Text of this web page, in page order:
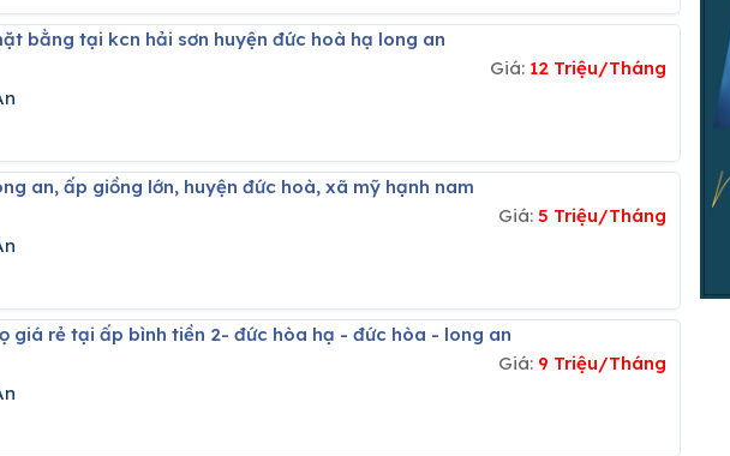
bằng tại kcn hải sơn huyện đức hoà hạ long an
Giá: 12 Triệu/Tháng
an, ấp giồng lớn, huyện đức hoà, xã mỹ hạnh nam
Giá:5 Triệu/Tháng
giá rẻ tại ấp bình tiền 2- đức hòa hạ - đức hòa - long an
Giá: 9 Triệu/Tháng